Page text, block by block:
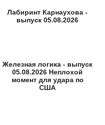
Лабиринт Карнаухова -
выпуск 05.08.2026
Железная логика - выпуск
05.08.2026 Неплохой
момент для удара по
США